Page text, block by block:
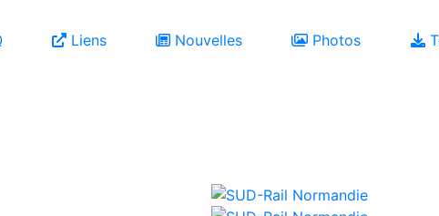
Liens Nouvelles Photos